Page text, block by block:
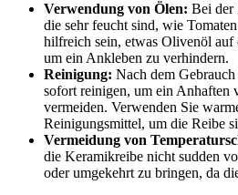
Verwendung von Ölen: Bei der
die sehr feucht sind, wie
hilfreich sein, etwas Olivenöl auf
um ein Ankleben zu verhindern.
Reinigung: Nach dem
sofort reinigen, um ein Anhaften
vermeiden. Verwenden Sie
Reinigungsmittel, um die Reibe
Vermeidung von
die Keramikreibe nicht sudden
oder umgekehrt zu bringen, da